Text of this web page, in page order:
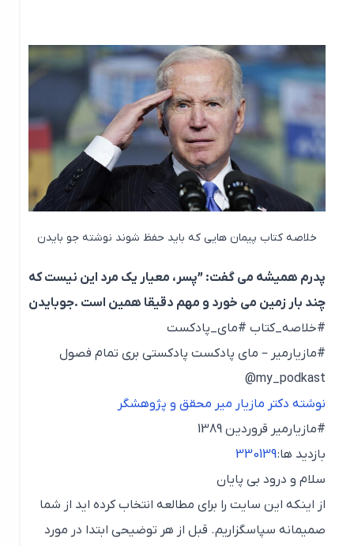
خلاصه کتاب پیمان هایی که باید حفظ شوند نوشته جو بایدن
پدرم همیشه می گفت: ”پسر، معیار یک مرد این نیست که
چند بار زمین می خورد و مهم دقیقا همین است .جوبایدن
#خلاصه_کتاب #مای_پادکست
#مازیارمیر – مای پادکست پادکستی بری تمام فصول
my_podkast@
نوشته دکتر مازیار میر محقق وپژوهشگر
#مازیارمیر قروردین 1389
بازدید ها:330139
سلام و درود بی پایان
از اینکه این سایت را برای مطالعه انتخاب کرده اید از شما
صمیمانه سپاسگزاریم. قبل از هر توضیحی ابتدا در مورد